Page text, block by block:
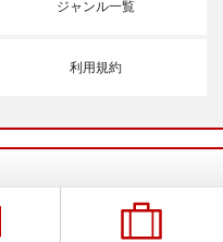
ジャンル一覧
利用規約